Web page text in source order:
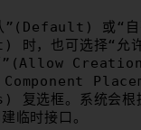
认”(Default) 或“自
，也可选择“允许
”(Allow
选框。系统会根
临时接口。